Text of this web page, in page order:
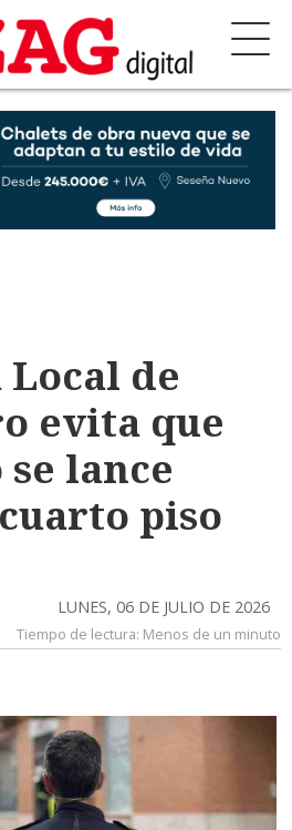
de
evita que
lance
piso
LUNES, 06 DE JULIO DE 2026
Tiempo de lectura: Menos de un minuto